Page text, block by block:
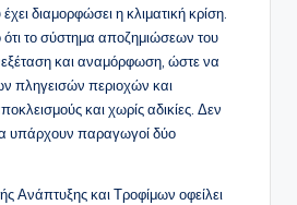
διαμορφώσει η κλιματική κρίση.
το σύστημα αποζημιώσεων του
και αναμόρφωση, ώστε να
πληγεισών περιοχών και
και χωρίς αδικίες. Δεν
υπάρχουν παραγωγοί δύο
Ανάπτυξης και Τροφίμων οφείλει